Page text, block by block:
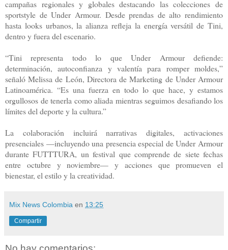
campañas regionales y globales destacando las colecciones de
sportstyle de Under Armour. Desde prendas de alto rendimiento
hasta looks urbanos, la alianza refleja la energía versátil de Tini,
dentro y fuera del escenario.
“Tini representa todo lo que Under Armour defiende:
determinación, autoconfianza y valentía para romper moldes,”
señaló Melissa de León, Directora de Marketing de Under Armour
Latinoamérica. “Es una fuerza en todo lo que hace, y estamos
orgullosos de tenerla como aliada mientras seguimos desafiando los
límites del deporte y la cultura.”
La colaboración incluirá narrativas digitales, activaciones
presenciales —incluyendo una presencia especial de Under Armour
durante FUTTTURA, un festival que comprende de siete fechas
entre octubre y noviembre— y acciones que promueven el
bienestar, el estilo y la creatividad.
Mix News Colombia en 13:25
Compartir